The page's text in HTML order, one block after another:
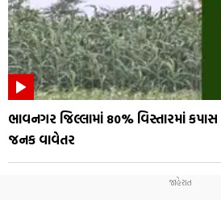
ભાવનગર જિલ્લામાં 80% વિસ્તારમાં
જનક વાવેતર